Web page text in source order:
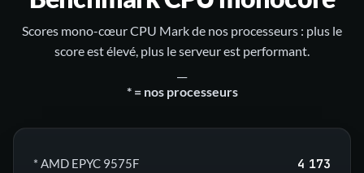
Scores mono-cœur CPU Mark de nos processeurs : plus le
score est élevé, plus le serveur est performant.
* = nos processeurs
* AMD EPYC 9575F 4 173